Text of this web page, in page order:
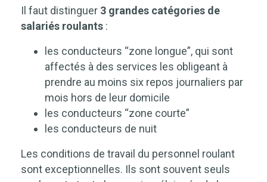
Il faut distinguer 3 grandes catégories de
salariés roulants :
les conducteurs “zone longue”, qui sont
affectés à des services les obligeant à
prendre au moins six repos journaliers par
mois hors de leur domicile
les conducteurs “zone courte”
les conducteurs de nuit
Les conditions de travail du personnel roulant
sont exceptionnelles. Ils sont souvent seuls